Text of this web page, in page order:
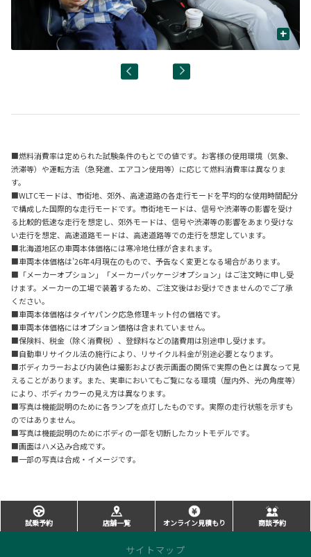
+
■燃料消費率は定められた試験条件のもとでの値です。お客様の使用環境（気象、
渋滞等）や運転方法（急発進、エアコン使用等）に応じて燃料消費率は異なりま
す。
■WLTCモードは、市街地、郊外、高速道路の各走行モードを平均的な使用時間配分
で構成した国際的な走行モードです。市街地モードは、信号や渋滞等の影響を受け
る比較的低速な走行を想定し、郊外モードは、信号や渋滞等の影響をあまり受けな
い走行を想定、高速道路モードは、高速道路等での走行を想定しています。
■北海道地区の車両本体価格には寒冷地仕様が含まれます。
■車両本体価格は’26年4月現在のもので、予告なく変更となる場合があります。
■「メーカーオプション」「メーカーパッケージオプション」はご注文時に申し受
けます。メーカーの工場で装着するため、ご注文後はお受けできませんのでご了承
ください。
■車両本体価格はタイヤパンク応急修理キット付の価格です。
■車両本体価格にはオプション価格は含まれていません。
■保険料、税金（除く消費税）、登録料などの諸費用は別途申し受けます。
■自動車リサイクル法の施行により、リサイクル料金が別途必要となります。
■ボディカラーおよび内装色は撮影および表示画面の関係で実際の色とは異なって見
えることがあります。また、実車においてもご覧になる環境（屋内外、光の角度等）
により、ボディカラーの見え方は異なります。
■写真は機能説明のために各ランプを点灯したものです。実際の走行状態を示すも
のではありません。
■写真は機能説明のためにボディの一部を切断したカットモデルです。
■画面はハメ込み合成です。
■一部の写真は合成・イメージです。
試乗予約 店舗一覧 オンライン見積もり 商談予約
サイトマップ